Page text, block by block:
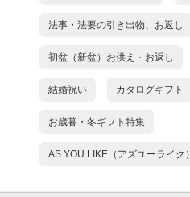
法事・法要の引き出物、お返し
初盆（新盆）お供え・お返し
結婚祝い カタログギフト
お歳暮・冬ギフト特集
AS YOU LIKE（アズユーライク）